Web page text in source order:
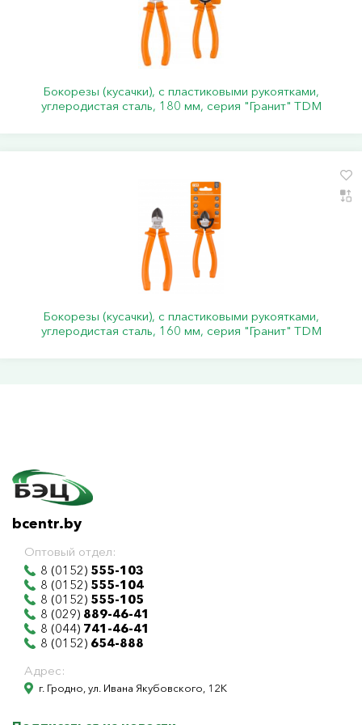
Бокорезы (кусачки), с пластиковыми рукоятками,
углеродистая сталь, 180 мм, серия "Гранит" TDM
Бокорезы (кусачки), с пластиковыми рукоятками,
углеродистая сталь, 160 мм, серия "Гранит" TDM
bcentr.by
Оптовый отдел:
8 (0152) 555-103
8 (0152) 555-104
8 (0152) 555-105
8 (029) 889-46-41
8 (044) 741-46-41
8 (0152) 654-888
Адрес:
г. Гродно, ул. Ивана Якубовского, 12К